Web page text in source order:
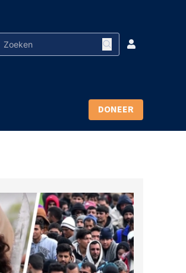
DONEER